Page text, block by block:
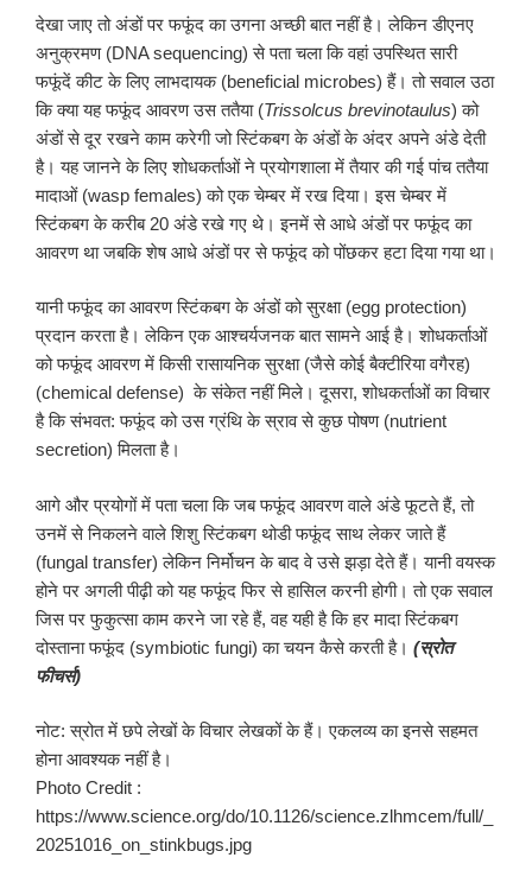
देखा जाए तो अंडों पर फफूंद का उगना अच्छी बात नहीं है। लेकिन डीएनए
अनुक्रमण (DNA sequencing) से पता चला कि वहां उपस्थित सारी
फफूंदें कीट के लिए लाभदायक (beneficial microbes) हैं। तो सवाल उठा
कि क्या यह फफूंद आवरण उस ततैया (Trissolcus brevinotaulus) को
अंडों से दूर रखने काम करेगी जो स्टिंकबग के अंडों के अंदर अपने अंडे देती
है। यह जानने के लिए शोधकर्ताओं ने प्रयोगशाला में तैयार की गई पांच ततैया
मादाओं (wasp females) को एक चेम्बर में रख दिया। इस चेम्बर में
स्टिंकबग के करीब 20 अंडे रखे गए थे। इनमें से आधे अंडों पर फफूंद का
आवरण था जबकि शेष आधे अंडों पर से फफूंद को पोंछकर हटा दिया गया था।
यानी फफूंद का आवरण स्टिंकबग के अंडों को सुरक्षा (egg protection)
प्रदान करता है। लेकिन एक आश्चर्यजनक बात सामने आई है। शोधकर्ताओं
को फफूंद आवरण में किसी रासायनिक सुरक्षा (जैसे कोई बैक्टीरिया वगैरह)
(chemical defense) के संकेत नहीं मिले। दूसरा, शोधकर्ताओं का विचार
है कि संभवत: फफूंद को उस ग्रंथि के स्राव से कुछ पोषण (nutrient
secretion) मिलता है।
आगे और प्रयोगों में पता चला कि जब फफूंद आवरण वाले अंडे फूटते हैं, तो
उनमें से निकलने वाले शिशु स्टिंकबग थोडी फफूंद साथ लेकर जाते हैं
(fungal transfer) लेकिन निर्मोचन के बाद वे उसे झड़ा देते हैं। यानी वयस्क
होने पर अगली पीढ़ी को यह फफूंद फिर से हासिल करनी होगी। तो एक सवाल
जिस पर फुकुत्सा काम करने जा रहे हैं, वह यही है कि हर मादा स्टिंकबग
दोस्ताना फफूंद (symbiotic fungi) का चयन कैसे करती है। (स्रोत
फीचर्स)
नोट: स्रोत में छपे लेखों के विचार लेखकों के हैं। एकलव्य का इनसे सहमत
होना आवश्यक नहीं है।
Photo Credit :
https://www.science.org/do/10.1126/science.zlhmcem/full/_
20251016_on_stinkbugs.jpg